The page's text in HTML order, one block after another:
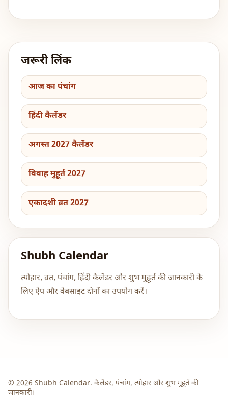
जरूरी लिंक
आज का पंचांग
हिंदी कैलेंडर
अगस्त 2027 कैलेंडर
विवाह मुहूर्त 2027
एकादशी व्रत 2027
Shubh Calendar
त्योहार, व्रत, पंचांग, हिंदी कैलेंडर और शुभ मुहूर्त की जानकारी के
लिए ऐप और वेबसाइट दोनों का उपयोग करें।
© 2026 Shubh Calendar. कैलेंडर, पंचांग, त्योहार और शुभ मुहूर्त की
जानकारी।